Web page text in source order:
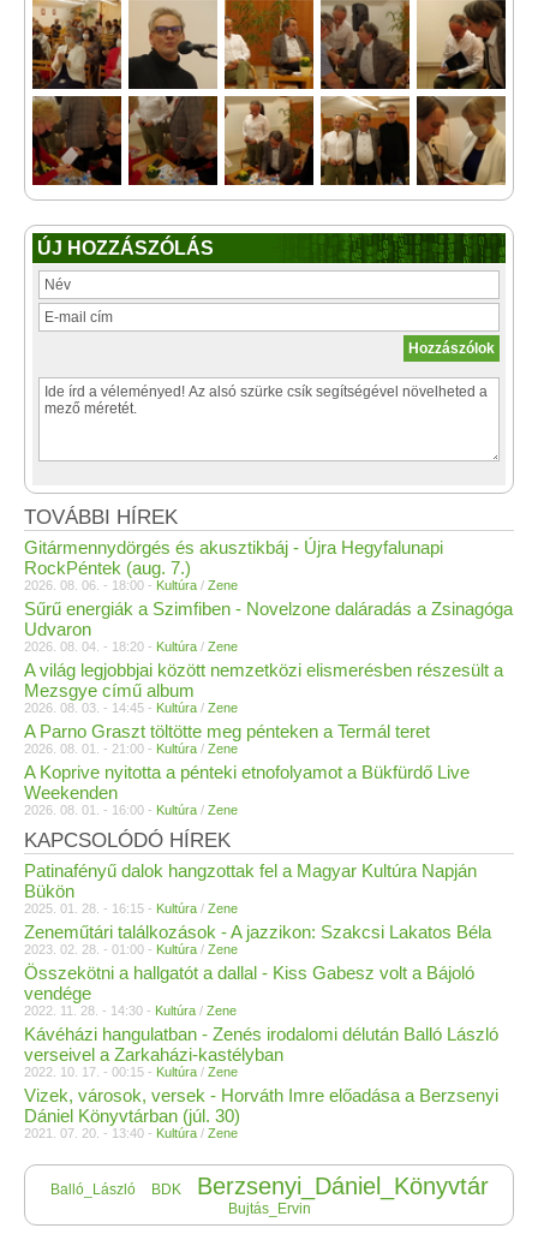
ÚJ HOZZÁSZÓLÁS
TOVÁBBI HÍREK
Gitármennydörgés és akusztikbáj - Újra Hegyfalunapi
RockPéntek (aug. 7.)
2026. 08. 06. - 18:00 - Kultúra / Zene
Sűrű energiák a Szimfiben - Novelzone daláradás a Zsinagóga
Udvaron
2026. 08. 04. - 18:20 - Kultúra / Zene
A világ legjobbjai között nemzetközi elismerésben részesült a
Mezsgye című album
2026. 08. 03. - 14:45 - Kultúra / Zene
A Parno Graszt töltötte meg pénteken a Termál teret
2026. 08. 01. - 21:00 - Kultúra / Zene
A Koprive nyitotta a pénteki etnofolyamot a Bükfürdő Live
Weekenden
2026. 08. 01. - 16:00 - Kultúra / Zene
KAPCSOLÓDÓ HÍREK
Patinafényű dalok hangzottak fel a Magyar Kultúra Napján
Bükön
2025. 01. 28. - 16:15 - Kultúra / Zene
Zeneműtári találkozások - A jazzikon: Szakcsi Lakatos Béla
2023. 02. 28. - 01:00 - Kultúra / Zene
Összekötni a hallgatót a dallal - Kiss Gabesz volt a Bájoló
vendége
2022. 11. 28. - 14:30 - Kultúra / Zene
Kávéházi hangulatban - Zenés irodalomi délután Balló László
verseivel a Zarkaházi-kastélyban
2022. 10. 17. - 00:15 - Kultúra / Zene
Vizek, városok, versek - Horváth Imre előadása a Berzsenyi
Dániel Könyvtárban (júl. 30)
2021. 07. 20. - 13:40 - Kultúra / Zene
Balló_László BDK Berzsenyi_Dániel_Könyvtár
Bujtás_Ervin